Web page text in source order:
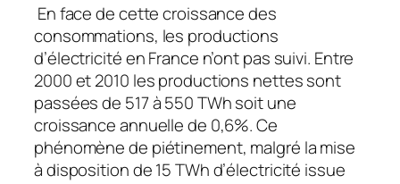
En face de cette croissance des
consommations, les productions
d’électricité en France n’ont pas suivi. Entre
2000 et 2010 les productions nettes sont
passées de 517 à 550 TWh soit une
croissance annuelle de 0,6%. Ce
phénomène de piétinement, malgré la mise
à disposition de 15 TWh d’électricité issue